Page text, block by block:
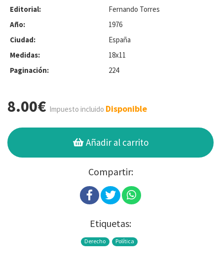
Editorial:
Fernando Torres
Año:
1976
Ciudad:
España
Medidas:
18x11
Paginación:
224
8.00€ Impuesto incluido Disponible
Añadir al carrito
Compartir:
Etiquetas:
Derecho Política